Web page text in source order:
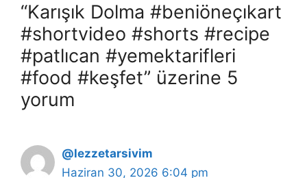
“Karışık Dolma #beniöneçıkart
#shortvideo #shorts #recipe
#patlıcan #yemektarifleri
#food #keşfet” üzerine 5
yorum
@lezzetarsivim
Haziran 30, 2026 6:04 pm